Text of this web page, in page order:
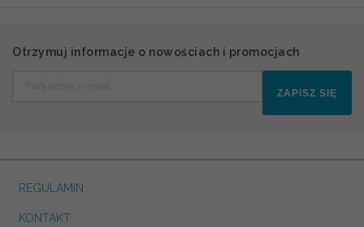
Otrzymuj informacje o nowościach i promocjach
ZAPISZ SIĘ
REGULAMIN
KONTAKT